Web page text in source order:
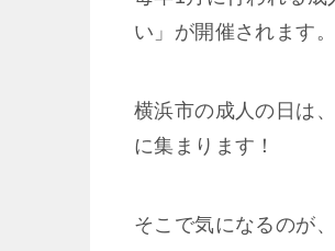
い」が開催されます。
横浜市の成人の日は
に集まります！
そこで気になるのが